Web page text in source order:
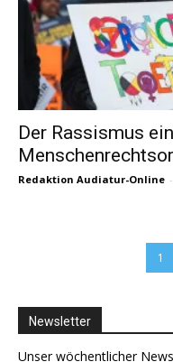
Der Rassismus
Redaktion Audiatur-Online -
1
Newsletter
Unser wöchentlicher